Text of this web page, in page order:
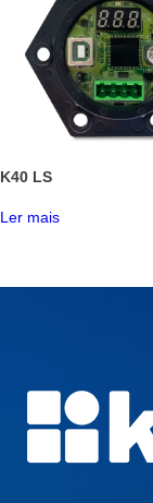
K40 LS
Ler mais